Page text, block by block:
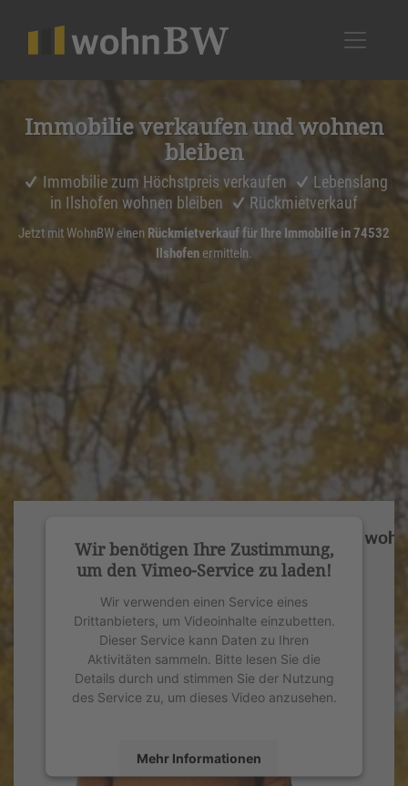
Immobilie verkaufen und wohnen
bleiben
Immobilie zum Höchstpreis verkaufen
Lebenslang
in Ilshofen wohnen bleiben
Rückmietverkauf
Jetzt mit WohnBW einen Rückmietverkauf für Ihre Immobilie in 74532
Ilshofen ermitteln.
Wir benötigen Ihre Zustimmung,
um den Vimeo-Service zu laden!
Wir verwenden einen Service eines
Drittanbieters, um Videoinhalte einzubetten.
Dieser Service kann Daten zu Ihren
Aktivitäten sammeln. Bitte lesen Sie die
Details durch und stimmen Sie der Nutzung
des Service zu, um dieses Video anzusehen.
Mehr Informationen